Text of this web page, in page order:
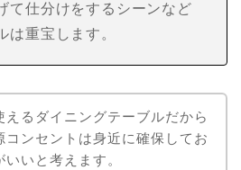
て仕分けをするシーンなど
は重宝します。
えるダイニングテーブルだから
コンセントは身近に確保してお
いと考えます。